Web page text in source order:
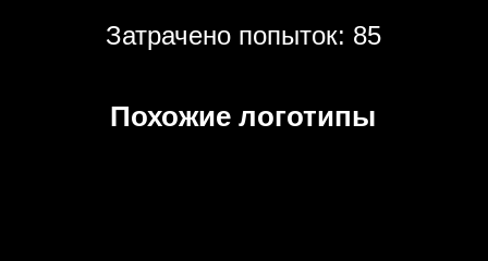
Затрачено попыток: 85
Похожие логотипы